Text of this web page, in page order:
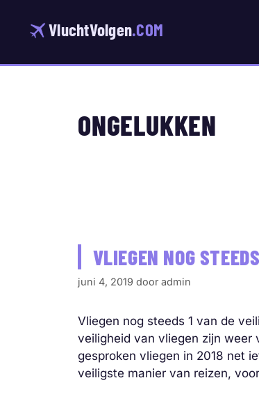
VluchtVolgen.COM
ONGELUKKEN
VLIEGEN NOG
juni 4, 2019 door admin
Vliegen nog steeds 1 van de
veiligheid van vliegen zijn weer
gesproken vliegen in 2018 net
veiligste manier van reizen,